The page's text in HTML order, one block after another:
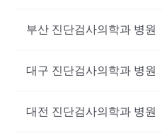
부산 진단검사의학과 병원
대구 진단검사의학과 병원
대전 진단검사의학과 병원